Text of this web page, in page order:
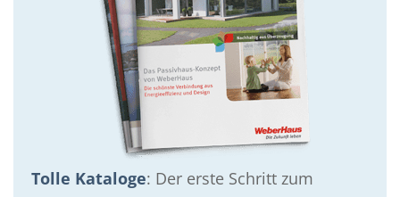
Tolle Kataloge: Der erste Schritt zum